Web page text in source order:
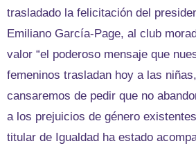
trasladado la felicitación del
Emiliano García-Page, al club
valor “el poderoso mensaje que
femeninos trasladan hoy a las
cansaremos de pedir que no
a los prejuicios de género
titular de Igualdad ha estado